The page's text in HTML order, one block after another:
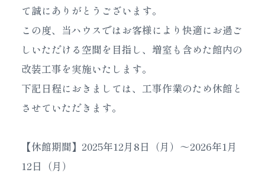
て誠にありがとうございます。
この度、当ハウスではお客様により快適にお過ご
しいただける空間を目指し、増室も含めた館内の
改装工事を実施いたします。
下記日程におきましては、工事作業のため休館と
させていただきます。
【休館期間】2025年12月8日（月）～2026年1月
12日（月）